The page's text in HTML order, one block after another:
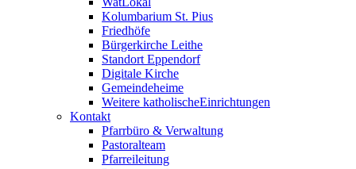
Kolumbarium St. Pius
Friedhöfe
Bürgerkirche Leithe
Standort Eppendorf
Digitale Kirche
Gemeindeheime
Weitere katholische­­Einrichtungen
Kontakt
Pfarrbüro & Verwaltung
Pastoralteam
Pfarreileitung